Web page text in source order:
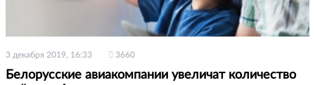
3 декабря 2019, 16:33 3660
Белорусские авиакомпании увеличат количество